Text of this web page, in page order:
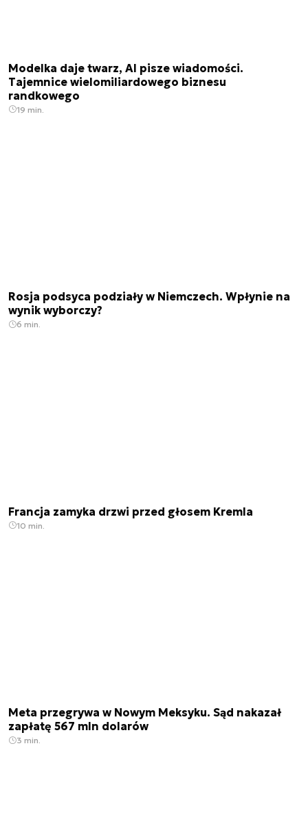
Modelka daje twarz, AI pisze wiadomości.
Tajemnice wielomiliardowego biznesu
randkowego
19 min.
Rosja podsyca podziały w Niemczech. Wpłynie na
wynik wyborczy?
6 min.
Francja zamyka drzwi przed głosem Kremla
10 min.
Meta przegrywa w Nowym Meksyku. Sąd nakazał
zapłatę 567 mln dolarów
3 min.